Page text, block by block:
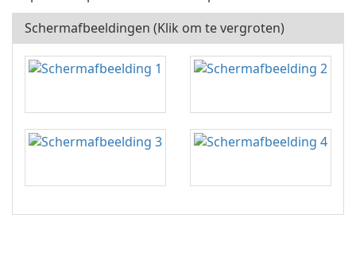
Schermafbeeldingen (Klik om te vergroten)